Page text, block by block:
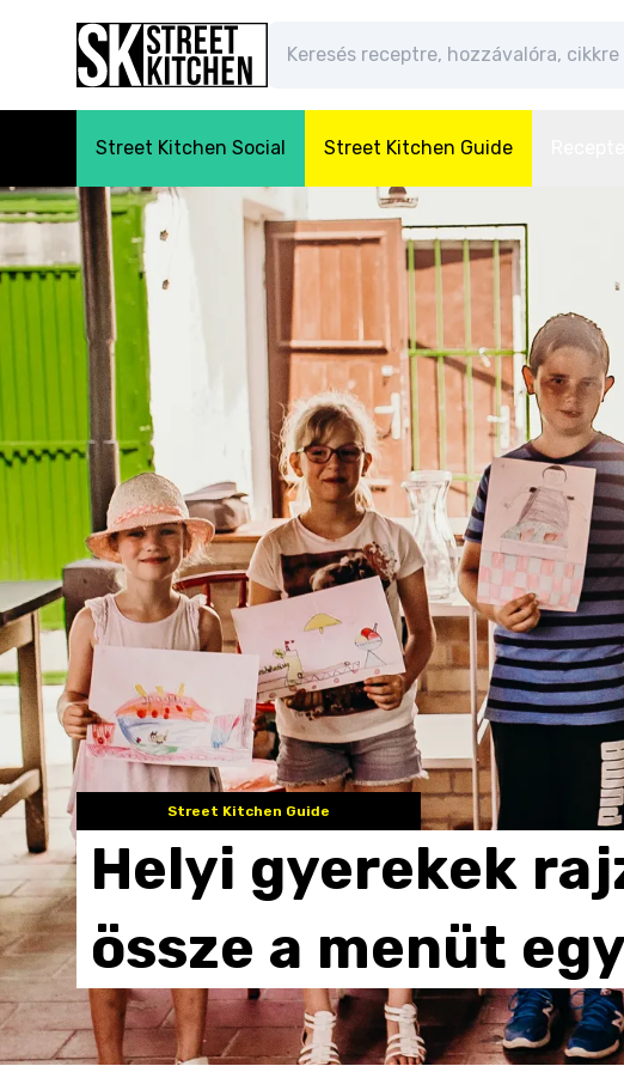
Street Kitchen Social Street Kitchen Guide
Street Kitchen Guide
Helyi gyerekek
össze a menüt egy